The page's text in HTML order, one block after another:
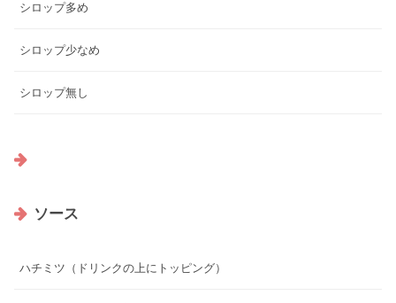
シロップ多め
シロップ少なめ
シロップ無し
ソース
ハチミツ（ドリンクの上にトッピング）